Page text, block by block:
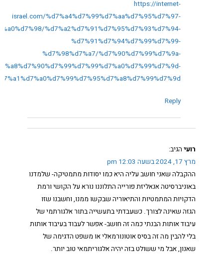
https://internet-
israel.com/%d7%a4%d7%99%d7%aa%d7%95%d7%97-
%d7%a2%d7%91%d7%95%d7%93%d7%94-
%d7%91%d7%94%d7%99%d7%99-
%d7%98%d7%a7/%d7%90%d7%99%d7%9a-
Reply
רועי הגיב:
מרץ 17, 2024 בשעה 12:03 pm
ההקבלה שאני חושב עליה היא כמו יסודות מתמטיקה- שלמדנו
באוניברסיטה אנאליזת פורייה התלוננו נורא על הקושי ורמת
הדקויות המתמטיות והתיאוריה שבקשו ממנו, וחשבנו שזו
הגזה שאינה לצורך. כשעבדתי בתעשייה בתור אלגורתמי של
עיבוד אותות הבנתי כמה זה חושב- אפשר לעבוד בעיבוד אותות
בלי להבין מה זה בסיס אוטונורמאלי או משפט הדגימה של
שאנון, אבל מי ששולט בזה יהיה אלגוריתמאי טוב יותר.